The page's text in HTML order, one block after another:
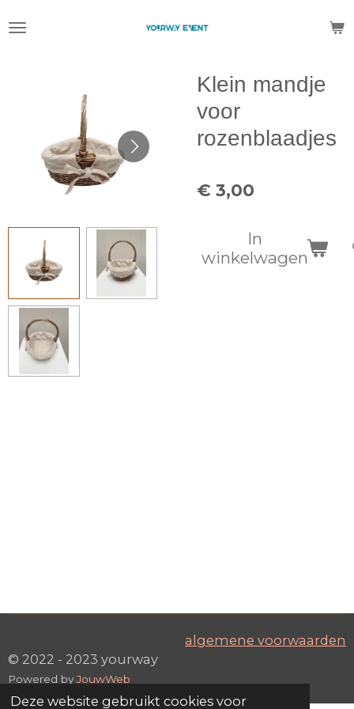
Deze website gebruikt cookies voor
direct
hoofdinhoud
Klein mandje
voor
rozenblaadjes
€ 3,00
In
winkelwagen
algemene voorwaarden
© 2022 - 2023 yourway
Powered byJouwWeb